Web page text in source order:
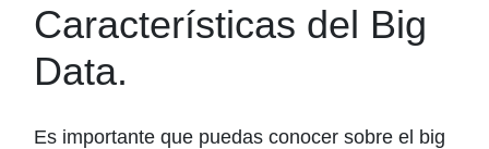
Características del Big
Data.
Es importante que puedas conocer sobre el big